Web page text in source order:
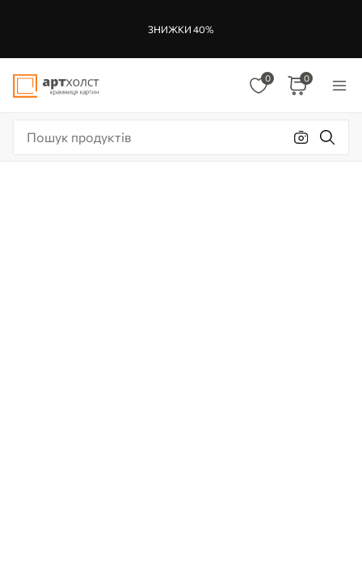
ЗНИЖКИ 40%
0 0